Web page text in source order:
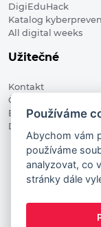
DigiEduHack
Katalog
All digital weeks
Užitečné
Kontakt
Členské organizace
Blog
Digitalizace ve
This project
Commission
Používáme
Abychom vám
používáme
analyzovat, co
stránky dále